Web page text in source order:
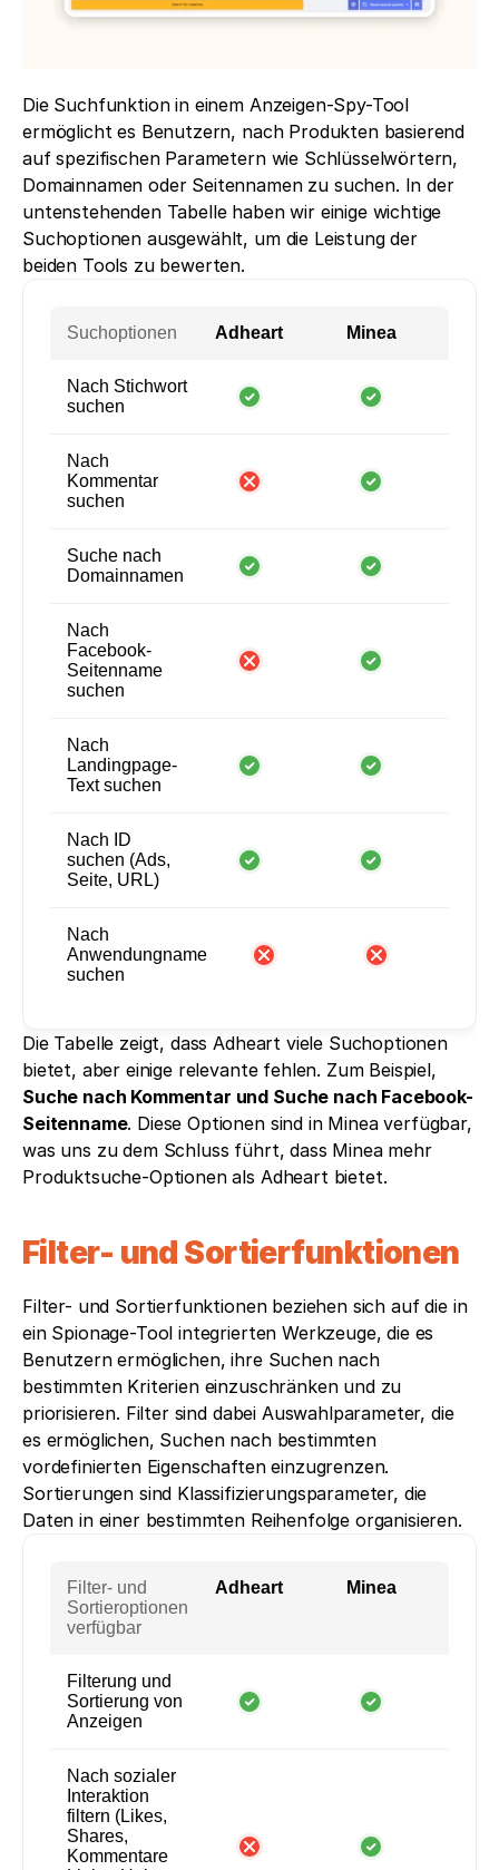
Die Suchfunktion in einem Anzeigen-Spy-Tool
ermöglicht es Benutzern, nach Produkten basierend
auf spezifischen Parametern wie Schlüsselwörtern,
Domainnamen oder Seitennamen zu suchen. In der
untenstehenden Tabelle haben wir einige wichtige
Suchoptionen ausgewählt, um die Leistung der
beiden Tools zu bewerten.
Suchoptionen Adheart Minea
Nach Stichwort
suchen
Nach
Kommentar
suchen
Suche nach
Domainnamen
Nach
Facebook-
Seitenname
suchen
Nach
Landingpage-
Text suchen
Nach ID
suchen (Ads,
Seite, URL)
Nach
Anwendungname
suchen
Die Tabelle zeigt, dass Adheart viele Suchoptionen
Suche nach Kommentar und Suche nach Facebook-
Seitenname. Diese Optionen sind in Minea verfügbar,
was uns zu dem Schluss führt, dass Minea mehr
Produktsuche-Optionen als Adheart bietet.
Filter- und Sortierfunktionen
Filter- und Sortierfunktionen beziehen sich auf die in
ein Spionage-Tool integrierten Werkzeuge, die es
Benutzern ermöglichen, ihre Suchen nach
bestimmten Kriterien einzuschränken und zu
priorisieren. Filter sind dabei Auswahlparameter, die
es ermöglichen, Suchen nach bestimmten
vordefinierten Eigenschaften einzugrenzen.
Sortierungen sind Klassifizierungsparameter, die
Daten in einer bestimmten Reihenfolge organisieren.
Filter- und
Sortieroptionen
verfügbar
Adheart Minea
Filterung und
Sortierung von
Anzeigen
Nach sozialer
Interaktion
filtern (Likes,
Shares,
Kommentare